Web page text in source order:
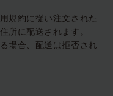
規約に従い注文された
所に配送されます。
場合、配送は拒否され